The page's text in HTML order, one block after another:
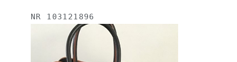
NR 103121896